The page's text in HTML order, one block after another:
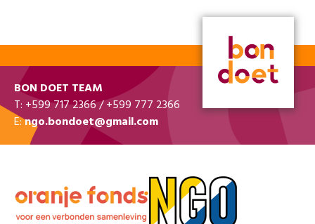
BON DOET TEAM
T: +599 717 2366 / +599 777 2366
E:ngo.bondoet@gmail.com